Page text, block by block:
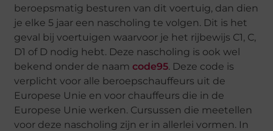
beroepsmatig besturen van dit voertuig, dan dien
je elke 5 jaar een nascholing te volgen. Dit is het
geval bij voertuigen waarvoor je het rijbewijs C1, C,
D1 of D nodig hebt. Deze nascholing is ook wel
bekend onder de naamcode95. Deze code is
verplicht voor alle beroepschauffeurs uit de
Europese Unie en voor chauffeurs die in de
Europese Unie werken. Cursussen die meetellen
voor deze nascholing zijn er in allerlei vormen. In